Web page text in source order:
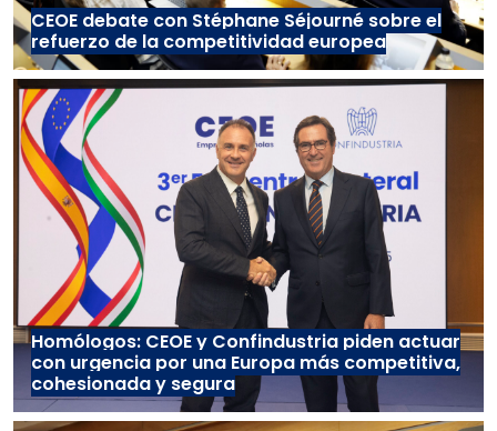
CEOE debate con Stéphane Séjourné sobre el
refuerzo de la competitividad europea
Homólogos: CEOE y Confindustria piden actuar
con urgencia por una Europa más competitiva,
cohesionada y segura